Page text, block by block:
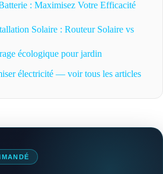
: Maximisez Votre Efficacité
Solaire : Routeur Solaire vs
écologique pour jardin
électricité — voir tous les articles